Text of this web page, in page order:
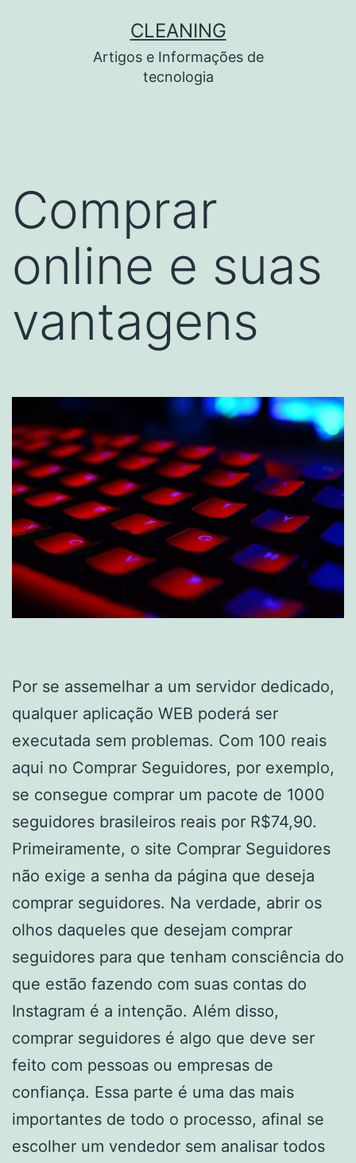
CLEANING
Artigos e Informações de
tecnologia
Comprar
online e suas
vantagens
Por se assemelhar a um servidor dedicado,
qualquer aplicação WEB poderá ser
executada sem problemas. Com 100 reais
aqui no Comprar Seguidores, por exemplo,
se consegue comprar um pacote de 1000
seguidores brasileiros reais por R$74,90.
Primeiramente, o site Comprar Seguidores
não exige a senha da página que deseja
comprar seguidores. Na verdade, abrir os
olhos daqueles que desejam comprar
seguidores para que tenham consciência do
que estão fazendo com suas contas do
Instagram é a intenção. Além disso,
comprar seguidores é algo que deve ser
feito com pessoas ou empresas de
confiança. Essa parte é uma das mais
importantes de todo o processo, afinal se
escolher um vendedor sem analisar todos